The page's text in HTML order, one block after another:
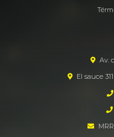
Av.
El sauce